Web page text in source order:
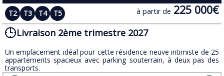
T2 T3 T4 T5 à partir de 225 000€
Livraison 2ème trimestre 2027
Un emplacement idéal pour cette résidence neuve intimiste de 25
appartements spacieux avec parking souterrain, à deux pas des
transports.​